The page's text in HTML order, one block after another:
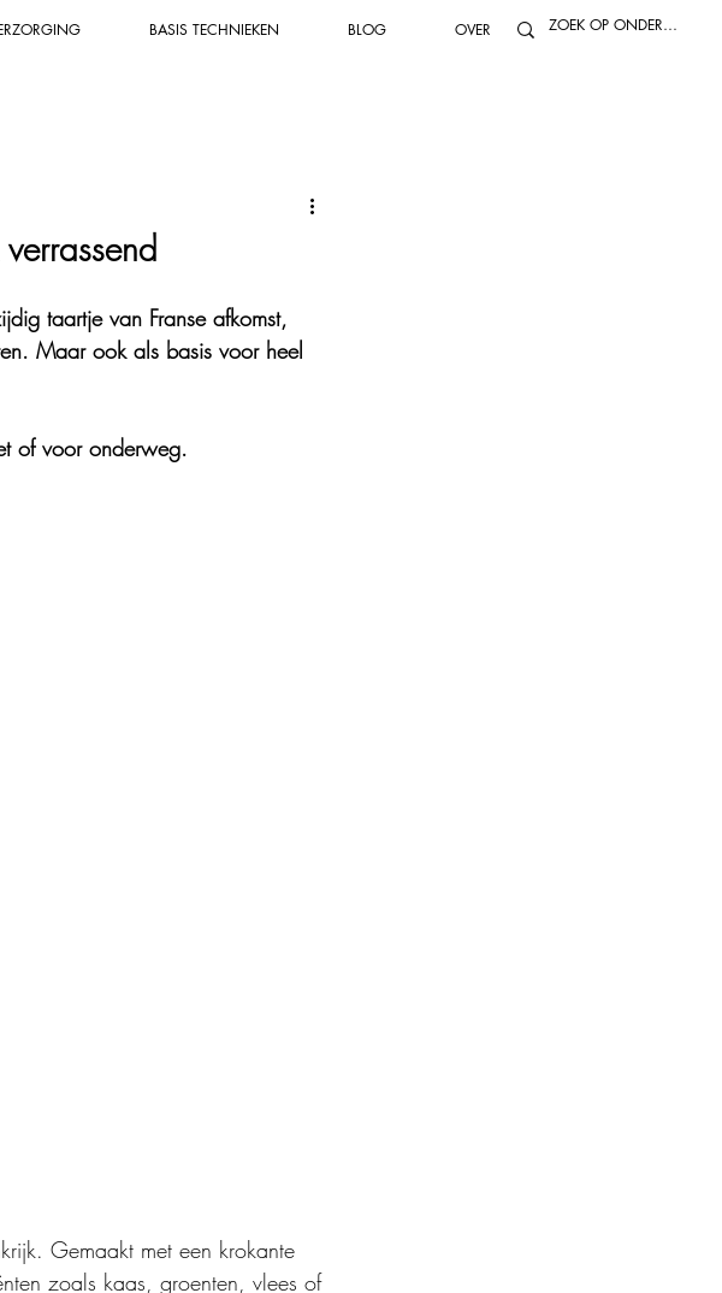
BASIS TECHNIEKEN BLOG OVER
Biodynamisch tuinieren
planten & kruiden Dranken & smoothies
taartje van Franse afkomst,
Maar ook als basis voor heel
of voor onderweg.
Gemaakt met een krokante
zoals kaas, groenten, vlees of